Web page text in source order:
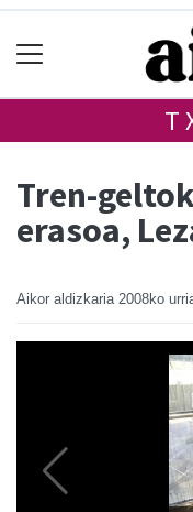
Tren-
erasoa,
Aikor aldizkaria 2008ko